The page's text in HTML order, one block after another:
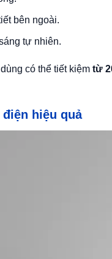
bên ngoài.
tự nhiên.
có thể tiết kiệm từ
hiệu quả